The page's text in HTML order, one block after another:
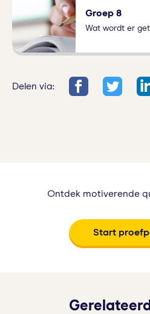
Groep 8
Wat wordt er
Delen via:
Ontdek motiverende
Start